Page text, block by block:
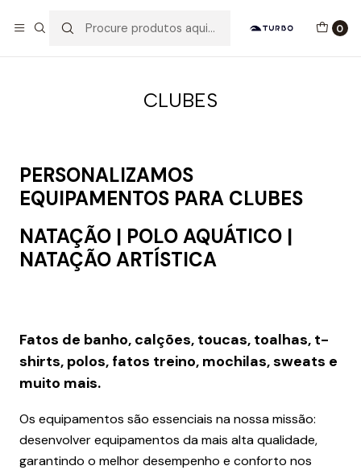
0
CLUBES
PERSONALIZAMOS
EQUIPAMENTOS PARA CLUBES
NATAÇÃO | POLO AQUÁTICO |
NATAÇÃO ARTÍSTICA
Fatos de banho, calções, toucas, toalhas, t-
shirts, polos, fatos treino, mochilas, sweats e
muito mais.
Os equipamentos são essenciais na nossa missão:
desenvolver equipamentos da mais alta qualidade,
garantindo o melhor desempenho e conforto nos